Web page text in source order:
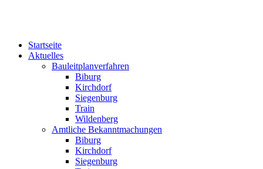
Startseite
Aktuelles
Bauleitplanverfahren
Biburg
Kirchdorf
Siegenburg
Train
Wildenberg
Amtliche Bekanntmachungen
Biburg
Kirchdorf
Siegenburg